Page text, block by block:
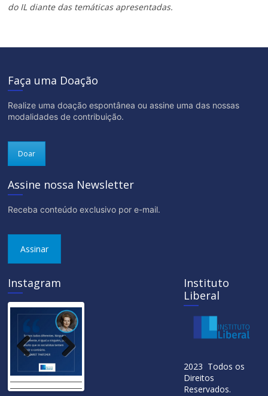
do IL diante das temáticas apresentadas.
Faça uma Doação
Realize uma doação espontânea ou assine uma das nossas
modalidades de contribuição.
Doar
Assine nossa Newsletter
Receba conteúdo exclusivo por e-mail.
Assinar
Instagram
ous
Instituto
Liberal
2023 Todos os
Direitos
Reservados.